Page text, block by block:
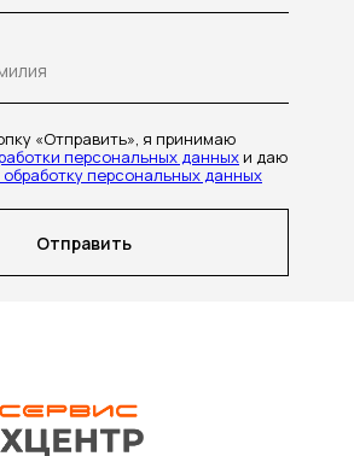
«Отправить», я принимаю
персональных данных и даю
персональных данных
Отправить